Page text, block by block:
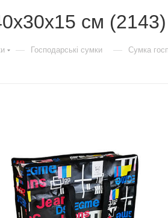
см (2143)
— Господарські сумки — Сумка